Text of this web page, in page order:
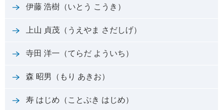
伊藤 浩樹（いとう こうき）
上山 貞茂（うえやま さだしげ）
寺田 洋一（てらだ よういち）
森 昭男（もり あきお）
寿 はじめ（ことぶき はじめ）